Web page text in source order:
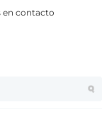
en contacto